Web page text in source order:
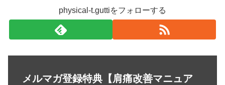
physical-t.guttiをフォローする
メルマガ登録特典【肩痛改善マニュア